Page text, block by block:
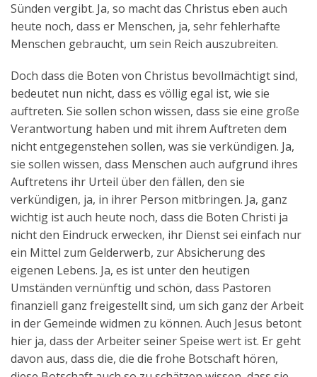
Sünden vergibt. Ja, so macht das Christus eben auch
heute noch, dass er Menschen, ja, sehr fehlerhafte
Menschen gebraucht, um sein Reich auszubreiten.
Doch dass die Boten von Christus bevollmächtigt sind,
bedeutet nun nicht, dass es völlig egal ist, wie sie
auftreten. Sie sollen schon wissen, dass sie eine große
Verantwortung haben und mit ihrem Auftreten dem
nicht entgegenstehen sollen, was sie verkündigen. Ja,
sie sollen wissen, dass Menschen auch aufgrund ihres
Auftretens ihr Urteil über den fällen, den sie
verkündigen, ja, in ihrer Person mitbringen. Ja, ganz
wichtig ist auch heute noch, dass die Boten Christi ja
nicht den Eindruck erwecken, ihr Dienst sei einfach nur
ein Mittel zum Gelderwerb, zur Absicherung des
eigenen Lebens. Ja, es ist unter den heutigen
Umständen vernünftig und schön, dass Pastoren
finanziell ganz freigestellt sind, um sich ganz der Arbeit
in der Gemeinde widmen zu können. Auch Jesus betont
hier ja, dass der Arbeiter seiner Speise wert ist. Er geht
davon aus, dass die, die die frohe Botschaft hören,